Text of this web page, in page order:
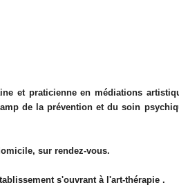
et praticienne en médiations
de la prévention et du soin
sur rendez-vous.
s'ouvrant à l'art-thérapie .